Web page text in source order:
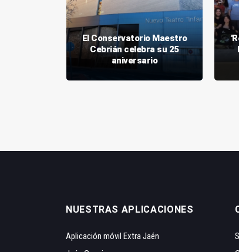
El Conservatorio Maestro
Cebrián celebra su 25
aniversario
NUESTRAS APLICACIONES
Aplicación móvil Extra Jaén